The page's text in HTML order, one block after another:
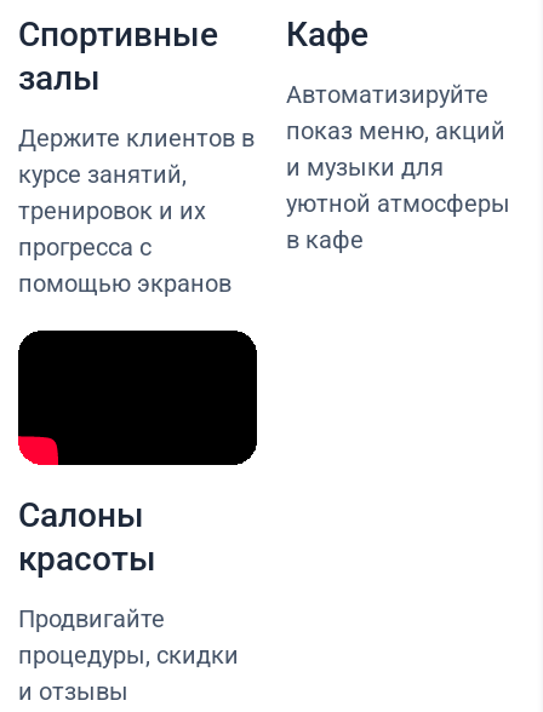
Спортивные
залы
Держите клиентов в
курсе занятий,
тренировок и их
прогресса с
помощью экранов
Кафе
Автоматизируйте
показ меню, акций
и музыки для
уютной атмосферы
в кафе
Салоны
красоты
Продвигайте
процедуры, скидки
и отзывы